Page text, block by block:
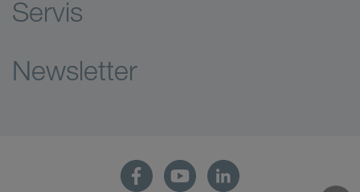
Servis
Newsletter